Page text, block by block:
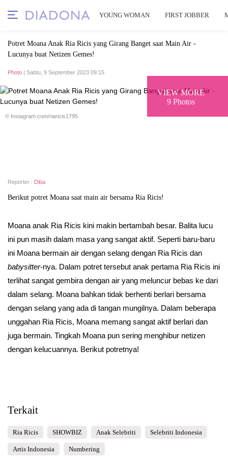
YOUNG WOMAN FIRST JOBBER
Potret Moana Anak Ria Ricis yang Girang Banget saat Main Air -
Lucunya buat Netizen Gemes!
Photo | Sabtu, 9 September 2023 09:15
VIEW MORE
9 Photos
© Instagram.com/riaricis1795
Reporter : Diba
Berikut potret Moana saat main air bersama Ria Ricis!
Moana anak Ria Ricis kini makin bertambah besar. Balita lucu
ini pun masih dalam masa yang sangat aktif. Seperti baru-baru
ini Moana bermain air dengan selang dengan Ria Ricis dan
babysitter-nya. Dalam potret tersebut anak pertama Ria Ricis ini
terlihat sangat gembira dengan air yang meluncur bebas ke dari
dalam selang. Moana bahkan tidak berhenti berlari bersama
dengan selang yang ada di tangan mungilnya. Dalam beberapa
unggahan Ria Ricis, Moana memang sangat aktif berlari dan
juga bermain. Tingkah Moana pun sering menghibur netizen
dengan kelucuannya. Berikut potretnya!
Terkait
Ria Ricis SHOWBIZ Anak Selebriti Selebriti Indonesia
Artis Indonesia Numbering